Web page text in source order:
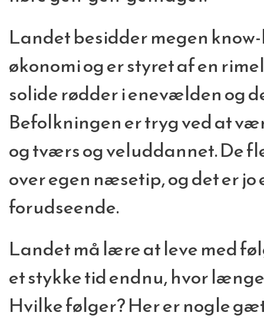
Landet besidder megen
økonomi og er styret af en
solide rødder i enevælden og
Befolkningen er tryg ved at
og tværs og veluddannet. De
over egen næsetip, og det er
forudseende.
Landet må lære at leve med
et stykke tid endnu, hvor
Hvilke følger? Her er nogle